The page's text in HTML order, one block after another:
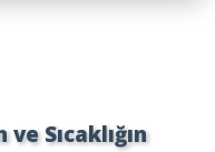
Sıcaklığın